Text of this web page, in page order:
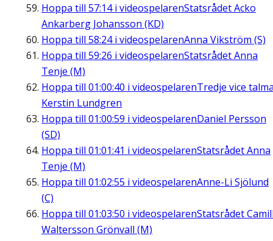
Hoppa till 57:14i videospelarenStatsrådet Acko
Ankarberg Johansson (KD)
Hoppa till 58:24i videospelarenAnna Vikström (S)
Hoppa till 59:26 i videospelarenStatsrådet Anna
Tenje (M)
Hoppa till 01:00:40 i videospelarenTredje vice
Kerstin Lundgren
Hoppa till 01:00:59 i videospelarenDaniel Persson
(SD)
Hoppa till 01:01:41 i videospelarenStatsrådet Anna
Tenje (M)
Hoppa till 01:02:55 i videospelarenAnne-Li Sjölund
(C)
Hoppa till 01:03:50 i videospelarenStatsrådet
Waltersson Grönvall (M)